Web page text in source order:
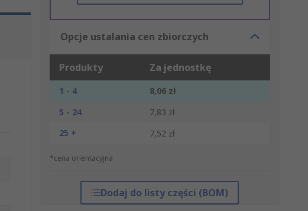
Opcje ustalania cen zbiorczych
Produkty Za jednostkę
1 - 4
8,06 zł
5 - 24
7,83 zł
25 +
7,52 zł
*cena orientacyjna
Dodaj do listy części (BOM)